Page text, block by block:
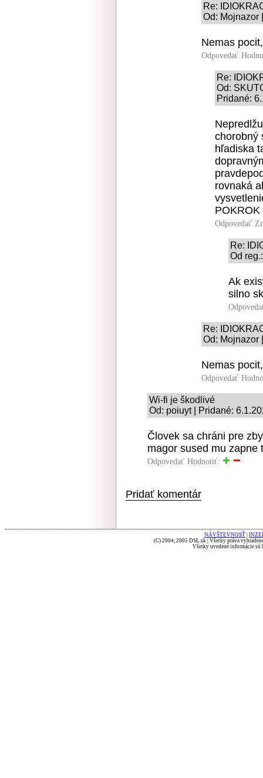
Re:
Od: Mojnazor
Nemas
Odpovedať
Re:
Od:
Pridané:
chorobný
hľadiska
rovnaká
Odpovedať
Re:
Od
Ak
silno
Re:
Od: Mojnazor
Nemas
Odpovedať
Wi-fi je škodlivé
Od: poiuyt | Pridané:
Človek sa chráni pre
magor sused mu zapne
Odpovedať Hodnotiť:
Pridať komentár
NÁVŠTEVNOSŤ
(C) 2004, 2005 DSL.sk | Všetky práva
Všetky uvedené informácie sú